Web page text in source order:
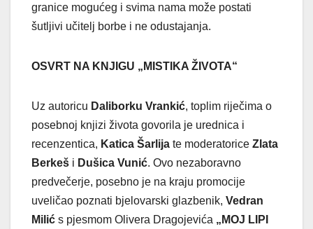
granice mogućeg i svima nama može postati
šutljivi učitelj borbe i ne odustajanja.
OSVRT NA KNJIGU „MISTIKA ŽIVOTA“
Uz autoricu Daliborku Vrankić, toplim riječima o
posebnoj knjizi života govorila je urednica i
recenzentica, Katica Šarlija te moderatorice Zlata
Berkeš i Dušica Vunić. Ovo nezaboravno
predvečerje, posebno je na kraju promocije
uveličao poznati bjelovarski glazbenik, Vedran
Milić s pjesmom Olivera Dragojevića „MOJ LIPI